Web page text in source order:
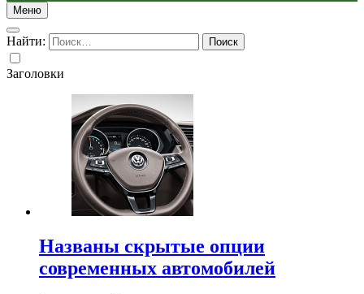
Меню
Найти:
Заголовки
Названы скрытые опции
современных автомобилей